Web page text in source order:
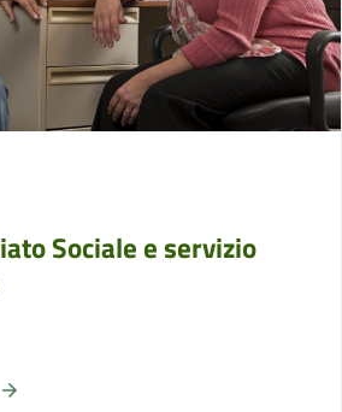
Sociale e servizio